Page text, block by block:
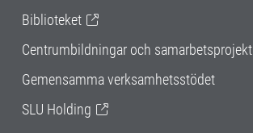
Biblioteket
Centrumbildningar och samarbetsprojekt
Gemensamma verksamhetsstödet
SLU Holding